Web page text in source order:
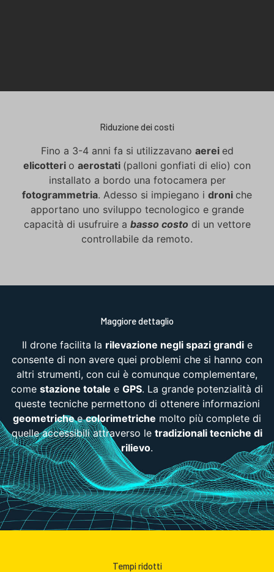
Riduzione dei costi
Fino a 3-4 anni fa si utilizzavano aerei ed
elicotteri o aerostati (palloni gonfiati di elio) con
installato a bordo una fotocamera per
fotogrammetria. Adesso si impiegano i droni che
apportano uno sviluppo tecnologico e grande
capacità di usufruire a basso costodi un vettore
controllabile da remoto.
Maggiore dettaglio
Il drone facilita la rilevazione negli spazi grandie
consente di non avere quei problemi che si hanno con
altri strumenti, con cui è comunque complementare,
come stazione totale e GPS. La grande potenzialità di
queste tecniche permettono di ottenere informazioni
geometricheecolorimetriche molto più complete di
quelle accessibili attraverso le tradizionali tecniche di
rilievo.
Tempi ridotti